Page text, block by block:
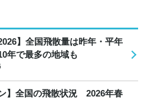
】全国飛散量は昨年・平年
年で最多の地域も
ン】全国の飛散状況 2026年春